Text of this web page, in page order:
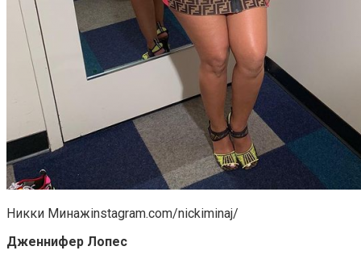
Никки Минажinstagram.com/nickiminaj/
Дженнифер Лопес